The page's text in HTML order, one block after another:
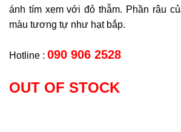
ánh tím xem với đỏ thẫm. Phần râu
màu tương tự như hạt bắp.
Hotline : 090 906 2528
OUT OF STOCK